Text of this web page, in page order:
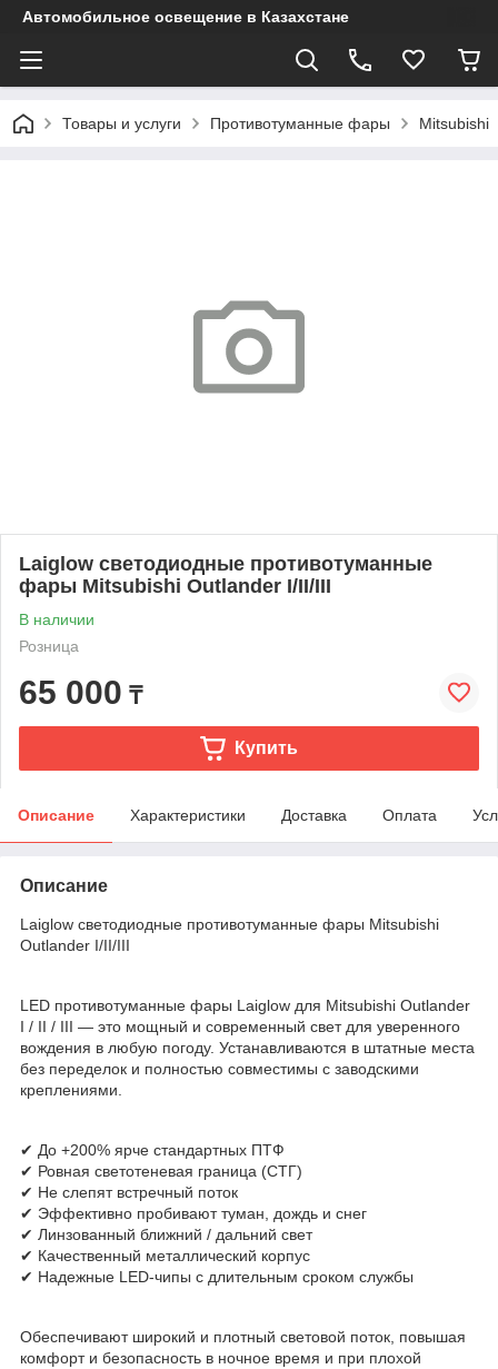
Автомобильное освещение в Казахстане
Товары и услуги Противотуманные фары Mitsubishi
Laiglow светодиодные противотуманные
фары Mitsubishi Outlander I/II/III
В наличии
Розница
65 000 ₸
Купить
Описание Характеристики Доставка Оплата
Описание
Laiglow светодиодные противотуманные фары Mitsubishi
Outlander I/II/III
LED противотуманные фары Laiglow для Mitsubishi Outlander
I / II / III — это мощный и современный свет для уверенного
вождения в любую погоду. Устанавливаются в штатные места
без переделок и полностью совместимы с заводскими
креплениями.
✔ До +200% ярче стандартных ПТФ
✔ Ровная светотеневая граница (СТГ)
✔ Не слепят встречный поток
✔ Эффективно пробивают туман, дождь и снег
✔ Линзованный ближний / дальний свет
✔ Качественный металлический корпус
✔ Надежные LED-чипы с длительным сроком службы
Обеспечивают широкий и плотный световой поток, повышая
комфорт и безопасность в ночное время и при плохой